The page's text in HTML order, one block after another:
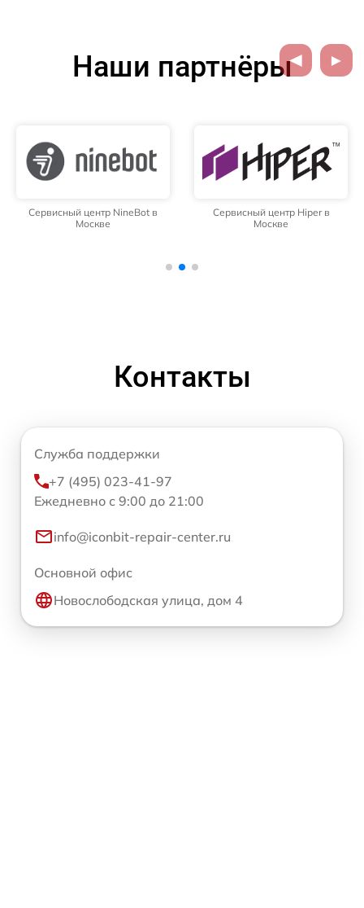
Наши партнёры
Сервисный центр NineBot в
Москве
Сервисный центр Hiper в
Москве
Контакты
Служба поддержки
+7 (495) 023-41-97
Ежедневно с 9:00 до 21:00
info@iconbit-repair-center.ru
Основной офис
Новослободская улица, дом 4